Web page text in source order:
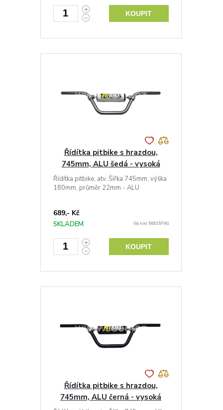
KOUPIT
Řídítka pitbike s hrazdou,
745mm, ALU šedá - vysoká
Řídítka pitbike, atv. Šířka 745mm, výška
180mm, průměr 22mm - ALU
689,- Kč
SKLADEM Obj. kód: 5032570G
KOUPIT
Řídítka pitbike s hrazdou,
745mm, ALU černá - vysoká